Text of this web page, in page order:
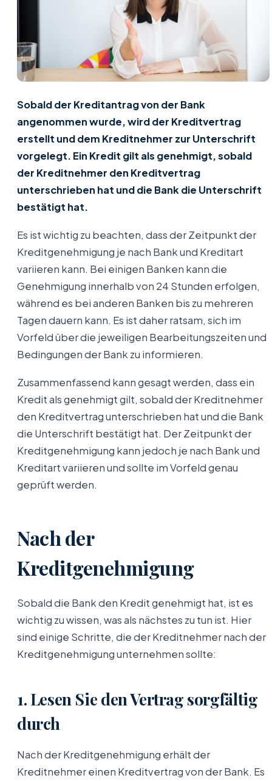
Sobald der Kreditantrag von der Bank
angenommen wurde, wird der Kreditvertrag
erstellt und dem Kreditnehmer zur Unterschrift
vorgelegt. Ein Kredit gilt als genehmigt, sobald
der Kreditnehmer den Kreditvertrag
unterschrieben hat und die Bank die Unterschrift
bestätigt hat.
Es ist wichtig zu beachten, dass der Zeitpunkt der
Kreditgenehmigung je nach Bank und Kreditart
variieren kann. Bei einigen Banken kann die
Genehmigung innerhalb von 24 Stunden erfolgen,
während es bei anderen Banken bis zu mehreren
Tagen dauern kann. Es ist daher ratsam, sich im
Vorfeld über die jeweiligen Bearbeitungszeiten und
Bedingungen der Bank zu informieren.
Zusammenfassend kann gesagt werden, dass ein
Kredit als genehmigt gilt, sobald der Kreditnehmer
den Kreditvertrag unterschrieben hat und die Bank
die Unterschrift bestätigt hat. Der Zeitpunkt der
Kreditgenehmigung kann jedoch je nach Bank und
Kreditart variieren und sollte im Vorfeld genau
geprüft werden.
Nach der
Kreditgenehmigung
Sobald die Bank den Kredit genehmigt hat, ist es
wichtig zu wissen, was als nächstes zu tun ist. Hier
sind einige Schritte, die der Kreditnehmer nach der
Kreditgenehmigung unternehmen sollte:
1. Lesen Sie den Vertrag sorgfältig
durch
Nach der Kreditgenehmigung erhält der
Kreditnehmer einen Kreditvertrag von der Bank. Es